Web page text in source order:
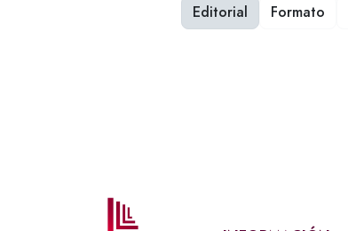
Editorial Formato